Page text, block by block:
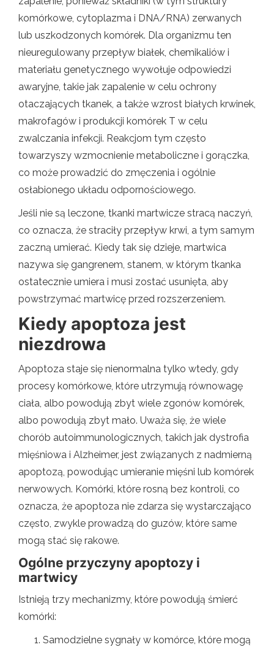
komórkowe, cytoplazma i DNA/RNA) zerwanych
lub uszkodzonych komórek. Dla organizmu ten
nieuregulowany przepływ białek, chemikaliów i
materiału genetycznego wywołuje odpowiedzi
awaryjne, takie jak zapalenie w celu ochrony
otaczających tkanek, a także wzrost białych krwinek,
makrofagów i produkcji komórek T w celu
zwalczania infekcji. Reakcjom tym często
towarzyszy wzmocnienie metaboliczne i gorączka,
co może prowadzić do zmęczenia i ogólnie
osłabionego układu odpornościowego.
Jeśli nie są leczone, tkanki martwicze stracą naczyń,
co oznacza, że ​​straciły przepływ krwi, a tym samym
zaczną umierać. Kiedy tak się dzieje, martwica
nazywa się gangrenem, stanem, w którym tkanka
ostatecznie umiera i musi zostać usunięta, aby
powstrzymać martwicę przed rozszerzeniem.
Kiedy apoptoza jest
niezdrowa
Apoptoza staje się nienormalna tylko wtedy, gdy
procesy komórkowe, które utrzymują równowagę
ciała, albo powodują zbyt wiele zgonów komórek,
albo powodują zbyt mało. Uważa się, że wiele
chorób autoimmunologicznych, takich jak dystrofia
mięśniowa i Alzheimer, jest związanych z nadmierną
apoptozą, powodując umieranie mięśni lub komórek
nerwowych. Komórki, które rosną bez kontroli, co
oznacza, że ​​apoptoza nie zdarza się wystarczająco
często, zwykle prowadzą do guzów, które same
mogą stać się rakowe.
Ogólne przyczyny apoptozy i
martwicy
Istnieją trzy mechanizmy, które powodują śmierć
komórki:
Samodzielne sygnały w komórce, które mogą